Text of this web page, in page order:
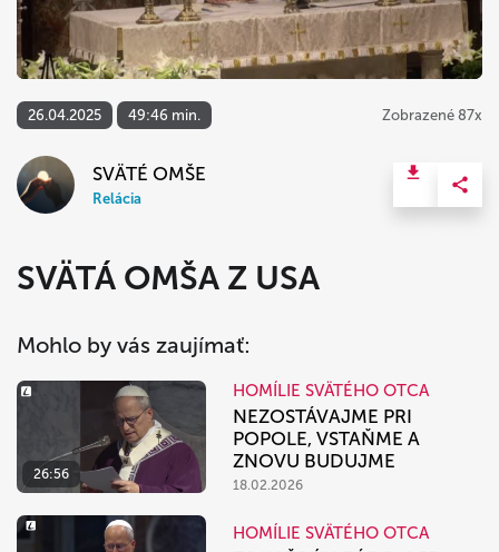
26.04.2025 49:46 min. Zobrazené 87x
SVÄTÉ OMŠE
Relácia
SVÄTÁ OMŠA Z USA
Mohlo by vás zaujímať:
26:56
HOMÍLIE SVÄTÉHO OTCA
NEZOSTÁVAJME PRI
POPOLE, VSTAŇME A
ZNOVU BUDUJME
18.02.2026
HOMÍLIE SVÄTÉHO OTCA